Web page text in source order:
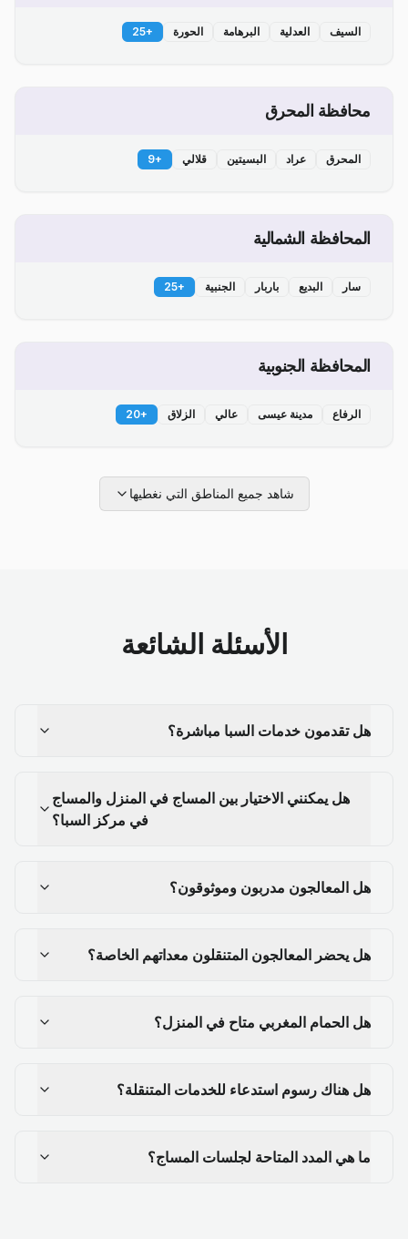
السيف العدلية البرهامة الحورة +
25
محافظة المحرق
المحرق عراد البسيتين قلالي +
9
المحافظة الشمالية
سار البديع باربار الجنبية +
25
المحافظة الجنوبية
الرفاع مدينة عيسى عالي الزلاق +
20
شاهد جميع المناطق التي نغطيها
الأسئلة الشائعة
هل تقدمون خدمات السبا مباشرة؟
هل يمكنني الاختيار بين المساج في المنزل والمساج
في مركز السبا؟
هل المعالجون مدربون وموثوقون؟
هل يحضر المعالجون المتنقلون معداتهم الخاصة؟
هل الحمام المغربي متاح في المنزل؟
هل هناك رسوم استدعاء للخدمات المتنقلة؟
ما هي المدد المتاحة لجلسات المساج؟